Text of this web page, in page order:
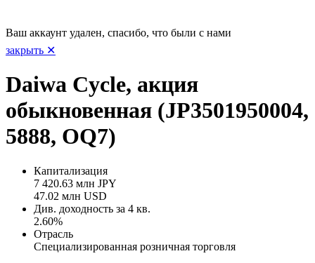
Ваш аккаунт удален, спасибо, что были с нами
закрыть ✕
Daiwa Cycle, акция
обыкновенная (JP3501950004,
5888, OQ7)
Капитализация
7 420.63 млн JPY
47.02 млн USD
Див. доходность за 4 кв.
2.60%
Отрасль
Специализированная розничная торговля